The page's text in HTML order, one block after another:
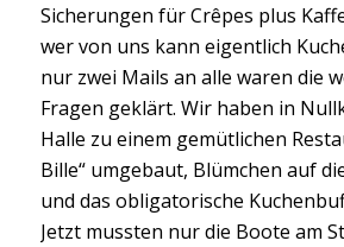
Sicherungen für Crêpes plus
wer von uns kann eigentlich
nur zwei Mails an alle waren die
Fragen geklärt. Wir haben in
Halle zu einem gemütlichen
Bille“ umgebaut, Blümchen auf
und das obligatorische
Jetzt mussten nur die Boote am